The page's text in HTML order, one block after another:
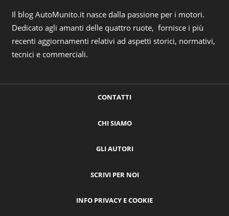
Il blog AutoMunito.it nasce dalla passione per i motori.
Dedicato agli amanti delle quattro ruote, fornisce i più
recenti aggiornamenti relativi ad aspetti storici, normativi,
tecnici e commerciali.
CONTATTI
CHI SIAMO
GLI AUTORI
SCRIVI PER NOI
INFO PRIVACY E COOKIE